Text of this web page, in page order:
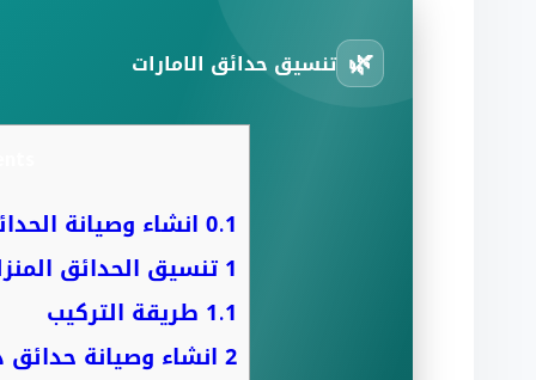
🌿 تنسيق حدائق الامارات
0.1 انشاء وصيانة
1 تنسيق الحدائق
1.1 طريقة التركيب
2 انشاء وصيانة